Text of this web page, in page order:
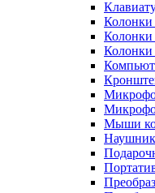
Колонки
Колонки
Мыши